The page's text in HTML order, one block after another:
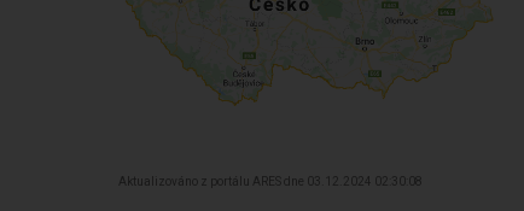
Aktualizováno z portálu ARES dne 03.12.2024 02:30:08